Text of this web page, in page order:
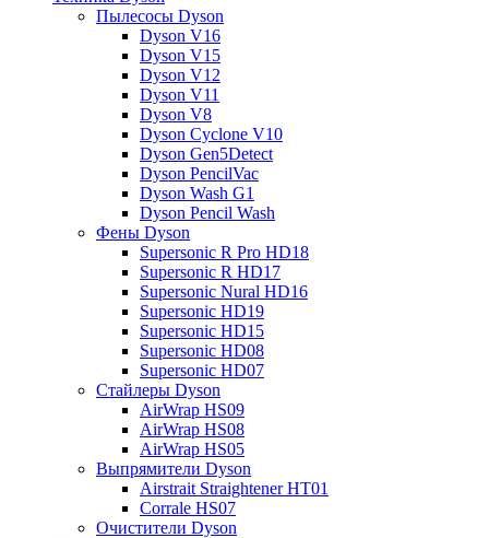
Пылесосы Dyson
Dyson V16
Dyson V15
Dyson V12
Dyson V11
Dyson V8
Dyson Cyclone V10
Dyson Gen5Detect
Dyson PencilVac
Dyson Wash G1
Dyson Pencil Wash
Фены Dyson
Supersonic R Pro HD18
Supersonic R HD17
Supersonic Nural HD16
Supersonic HD19
Supersonic HD15
Supersonic HD08
Supersonic HD07
Стайлеры Dyson
AirWrap HS09
AirWrap HS08
AirWrap HS05
Выпрямители Dyson
Airstrait Straightener HT01
Corrale HS07
Очистители Dyson